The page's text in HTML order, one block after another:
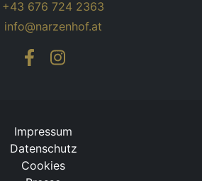
+43 676 724 2363
info@narzenhof.at
Impressum
Datenschutz
Cookies